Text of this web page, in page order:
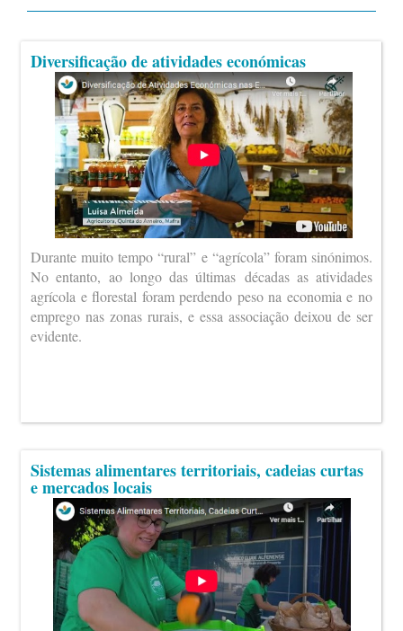
Diversificação de atividades económicas
Durante muito tempo “rural” e “agrícola” foram sinónimos.
No entanto, ao longo das últimas décadas as atividades
agrícola e florestal foram perdendo peso na economia e no
emprego nas zonas rurais, e essa associação deixou de ser
evidente.
Sistemas alimentares territoriais, cadeias curtas
e mercados locais